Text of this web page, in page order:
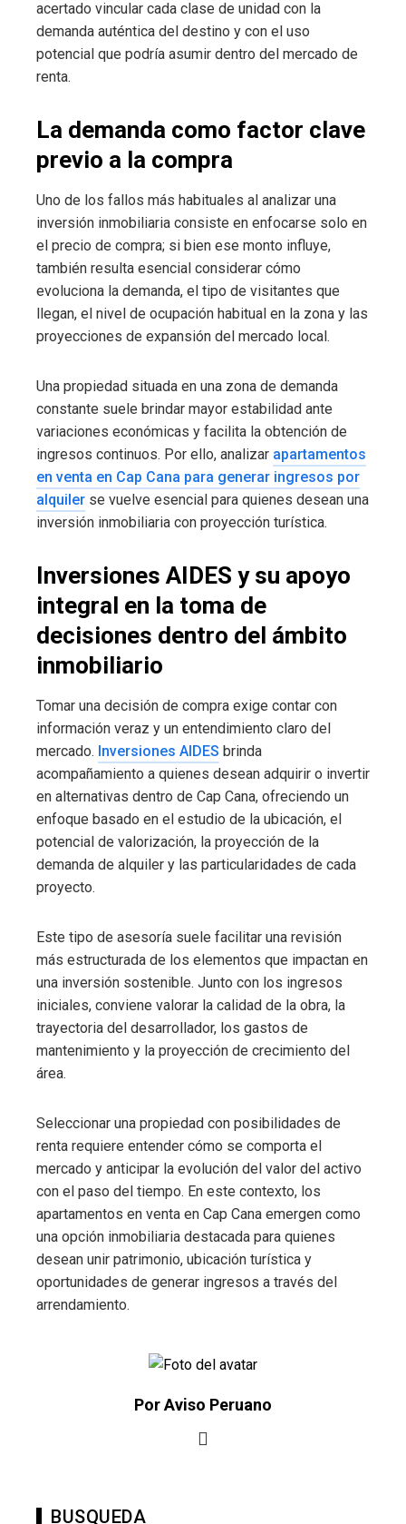
acertado vincular cada clase de unidad con la
demanda auténtica del destino y con el uso
potencial que podría asumir dentro del mercado de
renta.
La demanda como factor clave
previo a la compra
Uno de los fallos más habituales al analizar una
inversión inmobiliaria consiste en enfocarse solo en
el precio de compra; si bien ese monto influye,
también resulta esencial considerar cómo
evoluciona la demanda, el tipo de visitantes que
llegan, el nivel de ocupación habitual en la zona y las
proyecciones de expansión del mercado local.
Una propiedad situada en una zona de demanda
constante suele brindar mayor estabilidad ante
variaciones económicas y facilita la obtención de
ingresos continuos. Por ello, analizar apartamentos
en venta en Cap Cana para generar ingresos por
alquiler se vuelve esencial para quienes desean una
inversión inmobiliaria con proyección turística.
Inversiones AIDES y su apoyo
integral en la toma de
decisiones dentro del ámbito
inmobiliario
Tomar una decisión de compra exige contar con
información veraz y un entendimiento claro del
mercado. Inversiones AIDES brinda
acompañamiento a quienes desean adquirir o invertir
en alternativas dentro de Cap Cana, ofreciendo un
enfoque basado en el estudio de la ubicación, el
potencial de valorización, la proyección de la
demanda de alquiler y las particularidades de cada
proyecto.
Este tipo de asesoría suele facilitar una revisión
más estructurada de los elementos que impactan en
una inversión sostenible. Junto con los ingresos
iniciales, conviene valorar la calidad de la obra, la
trayectoria del desarrollador, los gastos de
mantenimiento y la proyección de crecimiento del
área.
Seleccionar una propiedad con posibilidades de
renta requiere entender cómo se comporta el
mercado y anticipar la evolución del valor del activo
con el paso del tiempo. En este contexto, los
apartamentos en venta en Cap Cana emergen como
una opción inmobiliaria destacada para quienes
desean unir patrimonio, ubicación turística y
oportunidades de generar ingresos a través del
arrendamiento.
Por Aviso Peruano
BUSQUEDA